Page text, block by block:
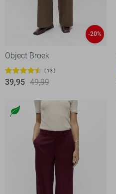
-20%
Object Broek
13
39,95 49,99